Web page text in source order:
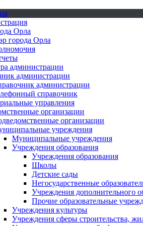
Орла
города Орла
администрации
администрации
администрации
справочник
управления
организации
организации
учреждения
Муниципальные учреждения
Учреждения образования
Учреждения образования
Школы
Детские сады
Негосударственные
Учреждения дополнительного
Прочие образовательные
Учреждения культуры
Учреждения сферы строительства,